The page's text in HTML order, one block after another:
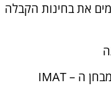
המדמים את בחינות הקבלה
ה –IMAT